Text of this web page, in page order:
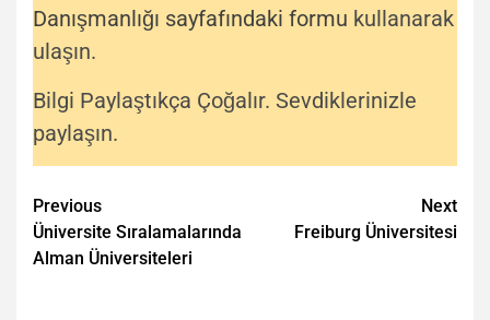
Danışmanlığı sayfafındaki formu kullanarak
ulaşın.
Bilgi Paylaştıkça Çoğalır. Sevdiklerinizle
paylaşın.
Post
navigation
Previous
Üniversite Sıralamalarında
Alman Üniversiteleri
Next
Freiburg Üniversitesi